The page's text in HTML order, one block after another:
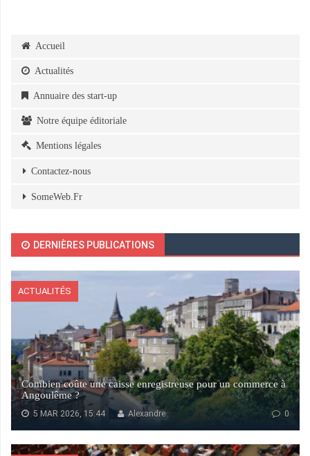
Accueil
Actualités
Annuaire des start-up
Notre équipe éditoriale
Mentions légales
Contactez-nous
SomeWeb.Fr
DERNIÈRES PUBLICATIONS
ACTUALITÉS
Combien coûte une caisse enregistreuse pour un commerce à
Angoulême ?
5 MAR 2026, 15:44 0
Alexandre